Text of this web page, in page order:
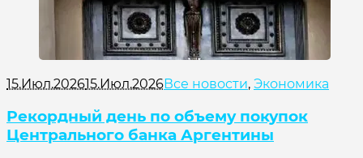
15.Июл.202615.Июл.2026Все новости, Экономика
Рекордный день по объему покупок
Центрального банка Аргентины